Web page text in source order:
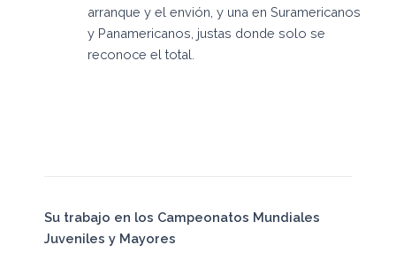
arranque y el envión, y una en Suramericanos
y Panamericanos, justas donde solo se
reconoce el total.
Su trabajo en los Campeonatos Mundiales
Juveniles y Mayores